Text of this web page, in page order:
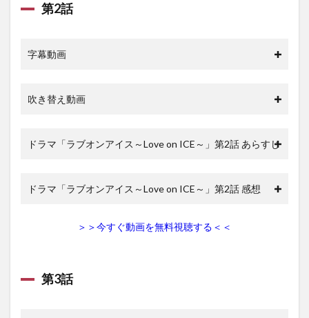
第2話
字幕動画
吹き替え動画
ドラマ「ラブオンアイス～Love on ICE～」第2話 あらすじ
ドラマ「ラブオンアイス～Love on ICE～」第2話 感想
＞＞今すぐ動画を無料視聴する＜＜
第3話